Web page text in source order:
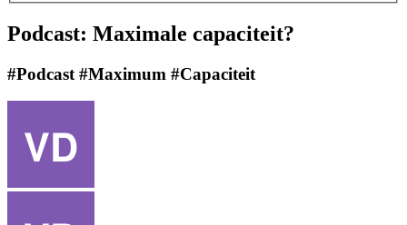
Podcast: Maximale capaciteit?
#Podcast #Maximum #Capaciteit